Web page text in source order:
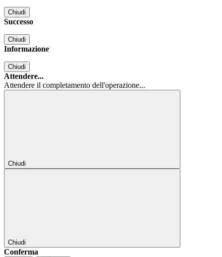
Chiudi
Successo
Chiudi
Informazione
Chiudi
Attendere...
Attendere il completamento dell'operazione...
Chiudi
Chiudi
Conferma